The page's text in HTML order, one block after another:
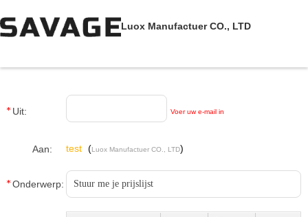
Luox Manufactuer CO., LTD
Uit: Voer uw e-mail in
Aan: test (Luox Manufactuer CO., LTD)
Onderwerp: